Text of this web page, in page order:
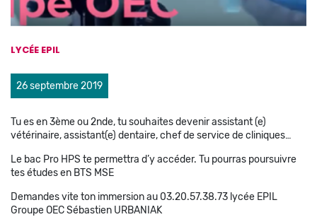
LYCÉE EPIL
26 septembre 2019
Tu es en 3ème ou 2nde, tu souhaites devenir assistant (e)
vétérinaire, assistant(e) dentaire, chef de service de cliniques…
Le bac Pro HPS te permettra d’y accéder. Tu pourras poursuivre
tes études en BTS MSE
Demandes vite ton immersion au 03.20.57.38.73 lycée EPIL
Groupe OEC Sébastien URBANIAK